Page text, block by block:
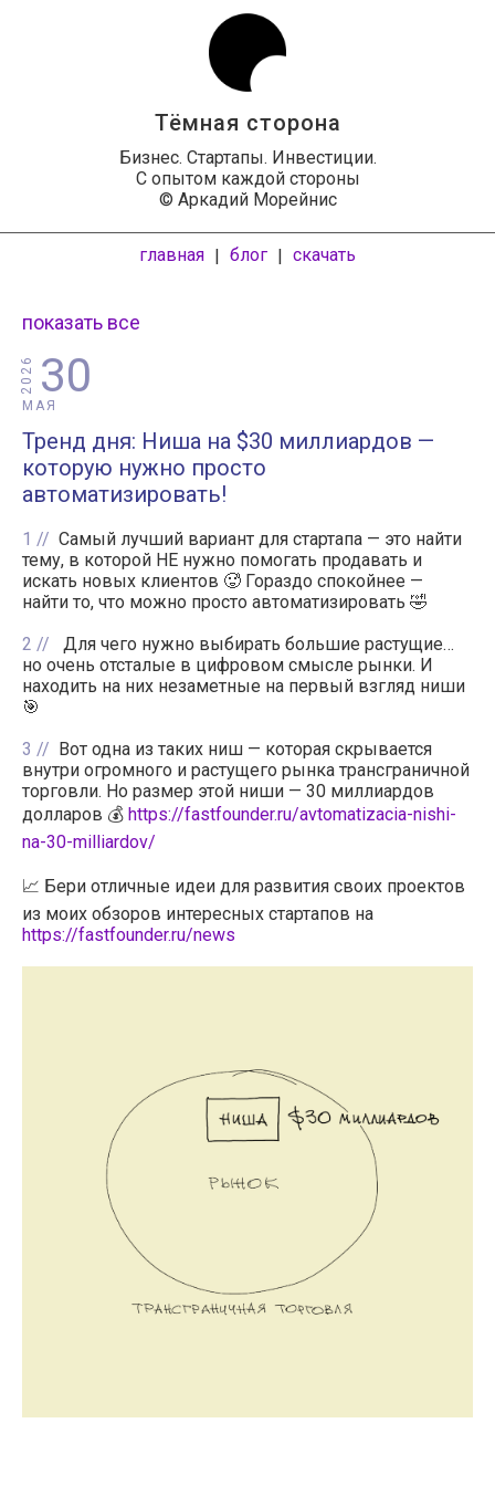
Тёмная сторона
Бизнес. Стартапы. Инвестиции.
С опытом каждой стороны
© Аркадий Морейнис
главная | блог | скачать
показать все
30
МАЯ
2026
Тренд дня: Ниша на $30 миллиардов —
которую нужно просто
автоматизировать!
1
Самый лучший вариант для стартапа — это найти
тему, в которой НЕ нужно помогать продавать и
искать новых клиентов 🥵 Гораздо спокойнее —
найти то, что можно просто автоматизировать 🤣
2
Для чего нужно выбирать большие растущие…
но очень отсталые в цифровом смысле рынки. И
находить на них незаметные на первый взгляд ниши
🎯
3
Вот одна из таких ниш — которая скрывается
внутри огромного и растущего рынка трансграничной
торговли. Но размер этой ниши — 30 миллиардов
долларов 💰 https://fastfounder.ru/avtomatizacia-nishi-
na-30-milliardov/
📈 Бери отличные идеи для развития своих проектов
из моих обзоров интересных стартапов на
https://fastfounder.ru/news